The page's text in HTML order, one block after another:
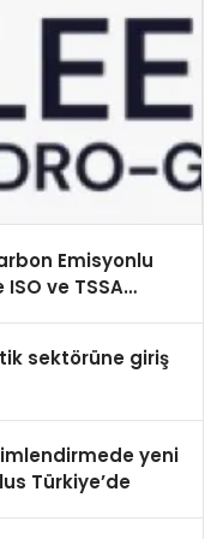
Emisyonlu
ve TSSA
sektörüne giriş
yeni
Türkiye’de